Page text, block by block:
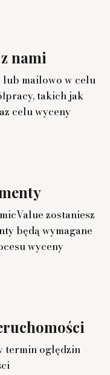
nami
mailowo w celu
takich jak
celu wyceny
zostaniesz
będą wymagane
wyceny
termin oględzin